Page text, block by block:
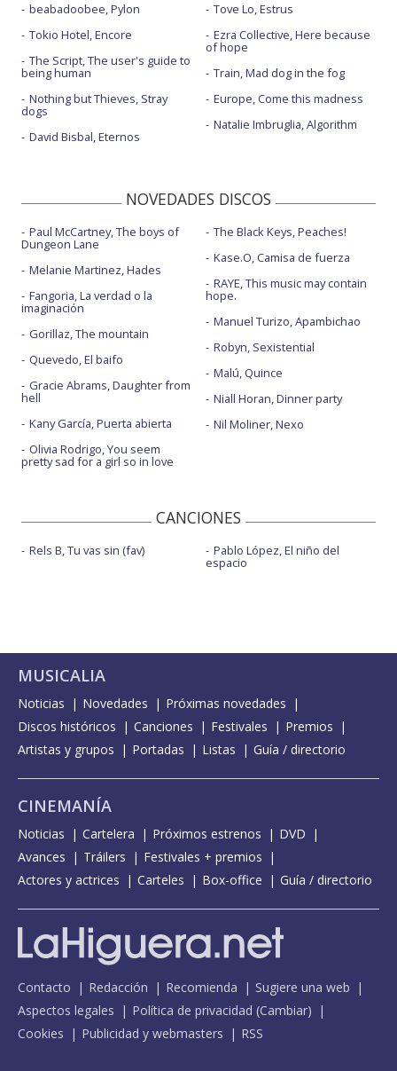
beabadoobee, Pylon
Tokio Hotel, Encore
The Script, The user's guide to
being human
Nothing but Thieves, Stray
dogs
David Bisbal, Eternos
Tove Lo, Estrus
Ezra Collective, Here because
of hope
Train, Mad dog in the fog
Europe, Come this madness
Natalie Imbruglia, Algorithm
NOVEDADES DISCOS
Paul McCartney, The boys of
Dungeon Lane
Melanie Martinez, Hades
Fangoria, La verdad o la
imaginación
Gorillaz, The mountain
Quevedo, El baifo
Gracie Abrams, Daughter from
hell
Kany García, Puerta abierta
Olivia Rodrigo, You seem
pretty sad for a girl so in love
The Black Keys, Peaches!
Kase.O, Camisa de fuerza
RAYE, This music may contain
hope.
Manuel Turizo, Apambichao
Robyn, Sexistential
Malú, Quince
Niall Horan, Dinner party
Nil Moliner, Nexo
CANCIONES
Rels B, Tu vas sin (fav) Pablo López, El niño del
espacio
MUSICALIA
Noticias Novedades
Próximas novedades
Discos históricos
Canciones Festivales
Premios
Artistas y grupos
Portadas Listas Guía / directorio
CINEMANÍA
Noticias Cartelera Próximos estrenos
DVD
Avances
Tráilers
Festivales + premios
Actores y actrices
Carteles Box-office Guía / directorio
Contacto Redacción Recomienda
Sugiere una web
Aspectos legales
Política de privacidad (Cambiar)
Cookies
Publicidad y webmasters RSS